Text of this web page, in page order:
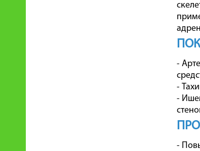
-
-
-
-